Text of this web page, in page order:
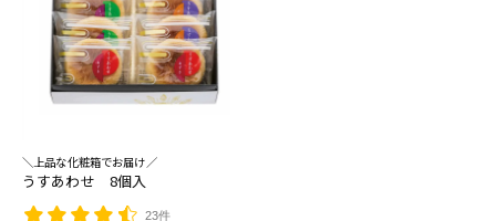
＼上品な化粧箱でお届け／
うすあわせ 8個入
23件